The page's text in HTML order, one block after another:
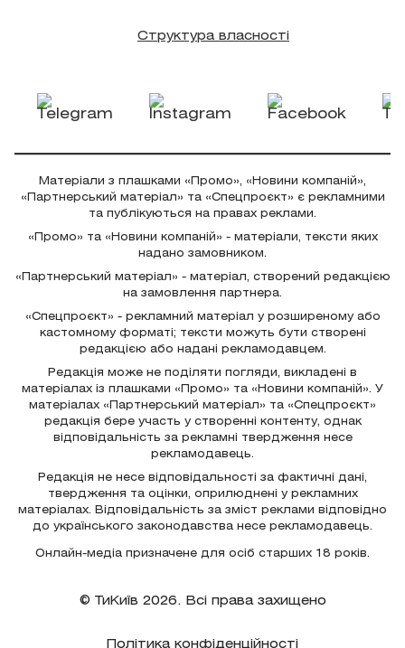
Структура власності
Матеріали з плашками «Промо», «Новини компаній»,
«Партнерський матеріал» та «Спецпроєкт» є рекламними
та публікуються на правах реклами.
«Промо» та «Новини компаній» - матеріали, тексти яких
надано замовником.
«Партнерський матеріал» - матеріал, створений редакцією
на замовлення партнера.
«Спецпроєкт» - рекламний матеріал у розширеному або
кастомному форматі; тексти можуть бути створені
редакцією або надані рекламодавцем.
Редакція може не поділяти погляди, викладені в
матеріалах із плашками «Промо» та «Новини компаній». У
матеріалах «Партнерський матеріал» та «Спецпроєкт»
редакція бере участь у створенні контенту, однак
відповідальність за рекламні твердження несе
рекламодавець.
Редакція не несе відповідальності за фактичні дані,
твердження та оцінки, оприлюднені у рекламних
матеріалах. Відповідальність за зміст реклами відповідно
до українського законодавства несе рекламодавець.
Онлайн-медіа призначене для осіб старших 18 років.
© ТиКиїв 2026. Всі права захищено
Політика конфіденційності